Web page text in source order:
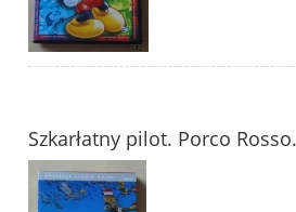
Szkarłatny pilot. Porco